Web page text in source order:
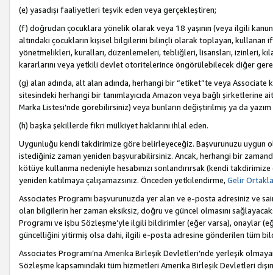
(e) yasadışı faaliyetleri teşvik eden veya gerçekleştiren;
(f) doğrudan çocuklara yönelik olarak veya 18 yaşının (veya ilgili
altındaki çocukların kişisel bilgilerini bilinçli olarak toplayan, kullanan
yönetmelikleri, kuralları, düzenlemeleri, tebliğleri, lisansları, izinleri,
kararlarını veya yetkili devlet otoritelerince öngörülebilecek diğer
(g) alan adında, alt alan adında, herhangi bir “etiket”te veya
sitesindeki herhangi bir tanımlayıcıda Amazon veya bağlı şirketlerine
Marka Listesi’nde görebilirsiniz) veya bunların değiştirilmiş ya da
(h) başka şekillerde fikri mülkiyet haklarını ihlal eden.
Uygunluğu kendi takdirimize göre belirleyeceğiz. Başvurunuzu uygun
istediğiniz zaman yeniden başvurabilirsiniz. Ancak, herhangi bir
kötüye kullanma nedeniyle hesabınızı sonlandırırsak (kendi
yeniden katılmaya çalışamazsınız. Önceden yetkilendirme,Gelir
Associates Programı başvurunuzda yer alan ve e-posta adresiniz ve
olan bilgilerin her zaman eksiksiz, doğru ve güncel olmasını
Programı ve işbu Sözleşme’yle ilgili bildirimler (eğer varsa), onaylar
güncelliğini yitirmiş olsa dahi, ilgili e-posta adresine gönderilen tüm
Associates Programı’na Amerika Birleşik Devletleri’nde yerleşik
Sözleşme kapsamındaki tüm hizmetleri Amerika Birleşik Devletleri